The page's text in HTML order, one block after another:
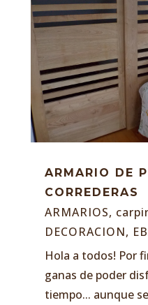
ARMARIO DE
CORREDERAS
ARMARIOS,
DECORACION,
Hola a todos! Por
ganas de poder
tiempo... aunque